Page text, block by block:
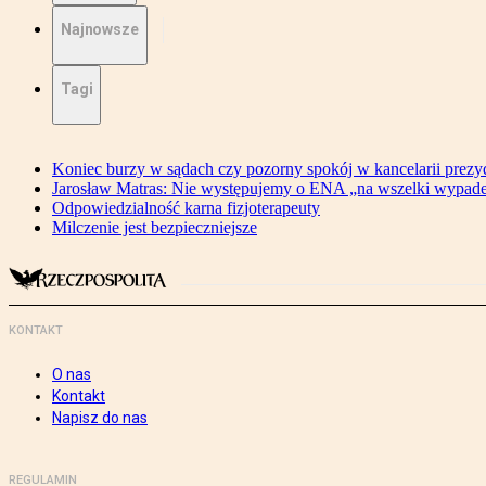
Najnowsze
Tagi
Koniec burzy w sądach czy pozorny spokój w kancelarii
Jarosław Matras: Nie występujemy o ENA „na wszelki
Odpowiedzialność karna fizjoterapeuty
Milczenie jest bezpieczniejsze
KONTAKT
O nas
Kontakt
Napisz do nas
REGULAMIN